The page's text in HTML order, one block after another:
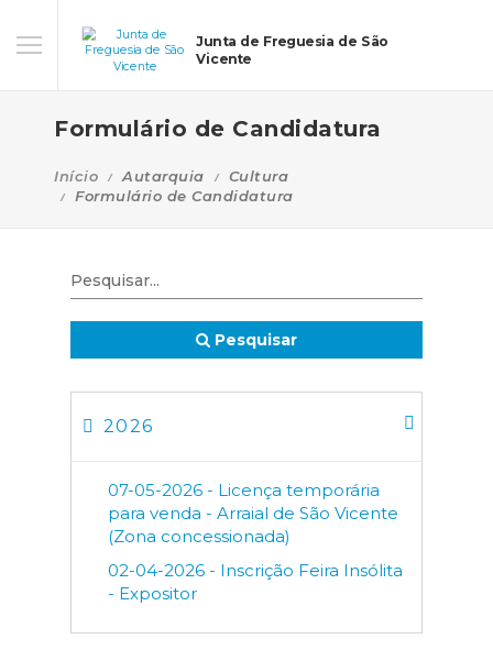
Junta de Freguesia de São
Vicente
Formulário de Candidatura
Início Autarquia
Cultura
Formulário de Candidatura
Pesquisar
2026
07-05-2026 - Licença temporária
para venda - Arraial de São Vicente
(Zona concessionada)
02-04-2026 - Inscrição Feira Insólita
- Expositor